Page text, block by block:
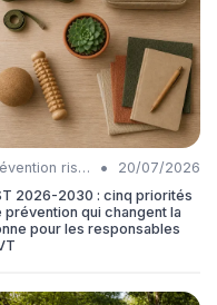
Prévention risques •
20/07/2026
2026-2030 : cinq priorités
prévention qui changent la
pour les responsables